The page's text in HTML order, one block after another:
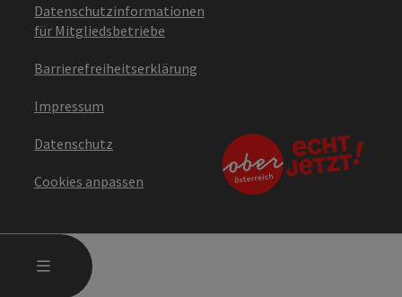
MENÜ
Datenschutzinformationen
für Mitgliedsbetriebe
Barrierefreiheitserklärung
Impressum
Datenschutz
Cookies anpassen